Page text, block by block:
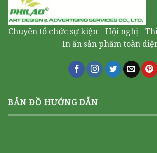
Chuyên tổ chức sự kiện - Hội nghị -
In ấn sản phẩm toàn
BẢN ĐỒ HƯỚNG DẪN